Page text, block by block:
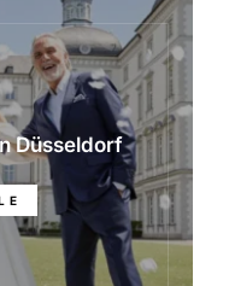
Düsseldorf